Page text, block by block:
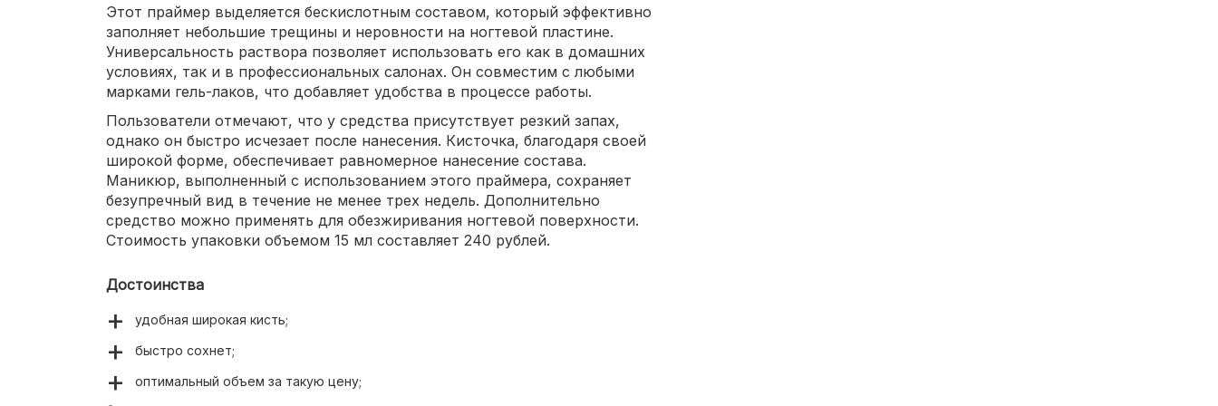
Этот праймер выделяется бескислотным составом, который эффективно
заполняет небольшие трещины и неровности на ногтевой пластине.
Универсальность раствора позволяет использовать его как в домашних
условиях, так и в профессиональных салонах. Он совместим с любыми
марками гель-лаков, что добавляет удобства в процессе работы.
Пользователи отмечают, что у средства присутствует резкий запах,
однако он быстро исчезает после нанесения. Кисточка, благодаря своей
широкой форме, обеспечивает равномерное нанесение состава.
Маникюр, выполненный с использованием этого праймера, сохраняет
безупречный вид в течение не менее трех недель. Дополнительно
средство можно применять для обезжиривания ногтевой поверхности.
Стоимость упаковки объемом 15 мл составляет 240 рублей.
Достоинства
удобная широкая кисть;
быстро сохнет;
оптимальный объем за такую цену;